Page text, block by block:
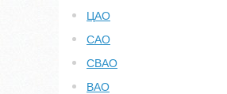
ЦАО
САО
СВАО
ВАО